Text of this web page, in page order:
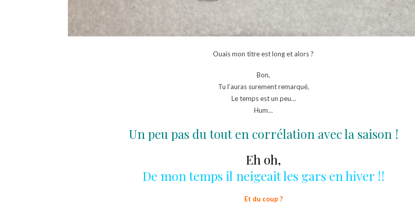
Ouais mon titre est long et alors ?
Bon,
Tu l’auras surement remarqué,
Le temps est un peu…
Hum…
Un peu pas du tout en corrélation avec la saison !
Eh oh,
De mon temps il neigeait les gars en hiver !!
Et du coup ?